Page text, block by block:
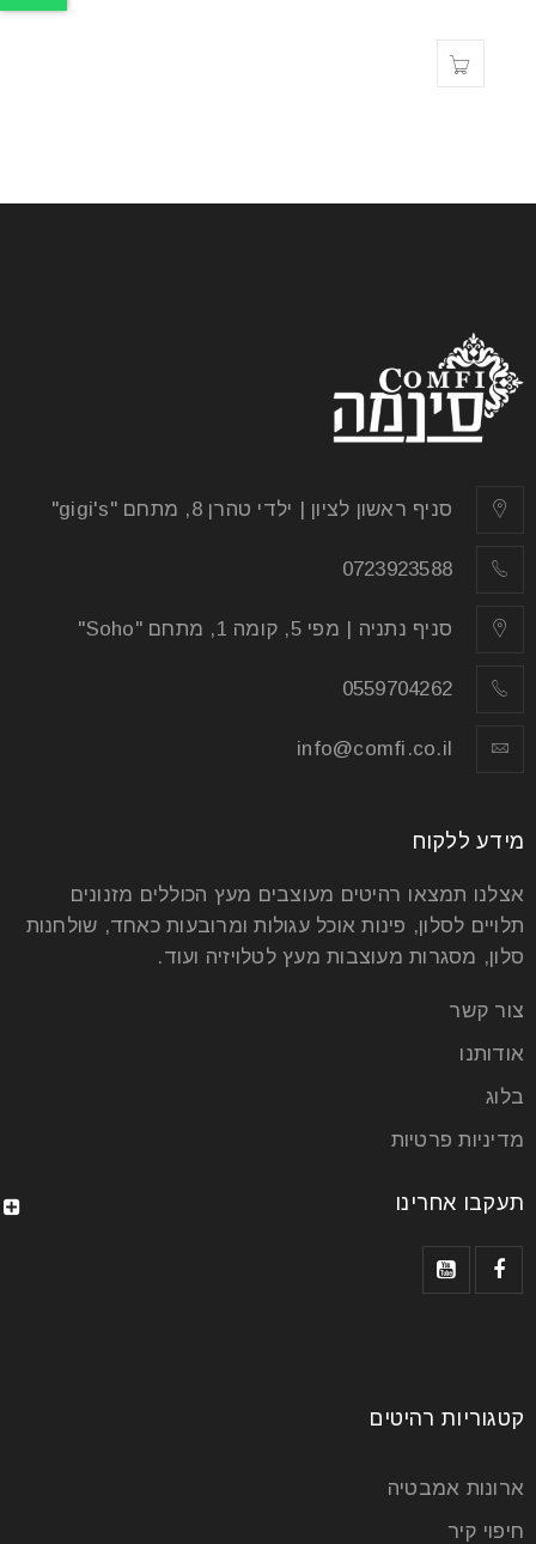
סניף ראשון לציון | ילדי טהרן 8, מתחם "gigi's"
0723923588
סניף נתניה | מפי 5, קומה 1, מתחם "Soho"
0559704262
info@comfi.co.il
מידע ללקוח
אצלנו תמצאו רהיטים מעוצבים מעץ הכוללים מזנונים
תלויים לסלון, פינות אוכל עגולות ומרובעות כאחד, שולחנות
סלון, מסגרות מעוצבות מעץ לטלויזיה ועוד.
צור קשר
אודותנו
בלוג
מדיניות פרטיות
תעקבו אחרינו
קטגוריות רהיטים
ארונות אמבטיה
חיפוי קיר